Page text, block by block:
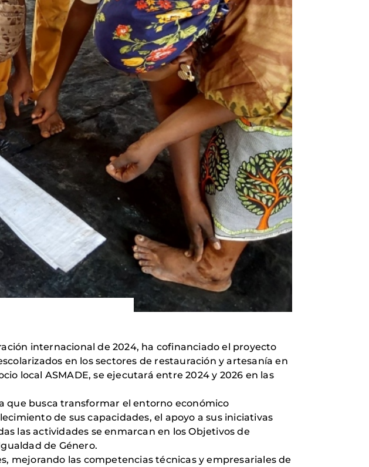
internacional de 2024, ha cofinanciado el proyecto
en los sectores de restauración y artesanía en
local ASMADE, se ejecutará entre 2024 y 2026 en las
que busca transformar el entorno económico
de sus capacidades, el apoyo a sus iniciativas
las actividades se enmarcan en los Objetivos de
de Género.
mejorando las competencias técnicas y empresariales de